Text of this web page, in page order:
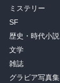
ミステリー
SF
歴史・時代小説
文学
雑誌
グラビア写真集